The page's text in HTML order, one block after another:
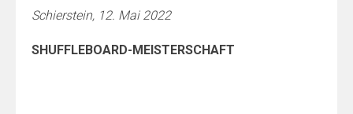
Schierstein, 12. Mai 2022
SHUFFLEBOARD-MEISTERSCHAFT